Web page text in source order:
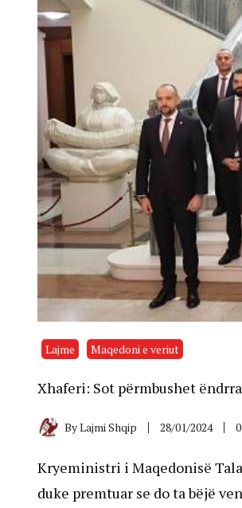
Lajme Maqedoni e veriut
Xhaferi: Sot përmbushet
ByLajmi Shqip 28/01/2024
Kryeministri i Maqedonisë
duke premtuar se do ta bëjë